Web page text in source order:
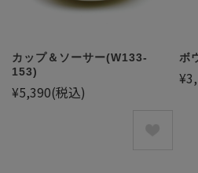
カップ＆ソーサー(W133-
153)
¥5,390(税込)
ボ